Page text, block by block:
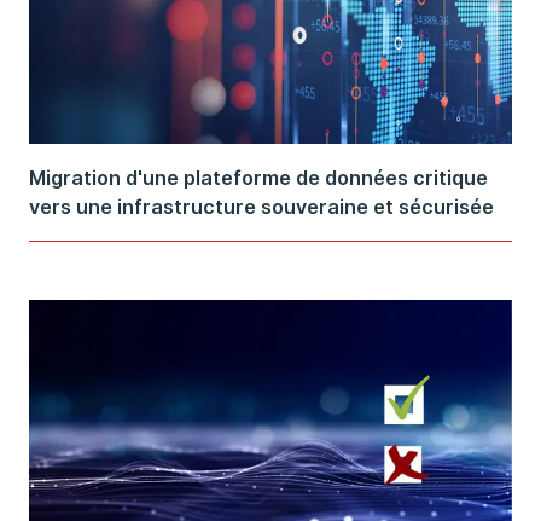
Migration d'une plateforme de données critique
vers une infrastructure souveraine et sécurisée